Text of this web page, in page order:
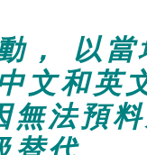
， 以當
文和英
無法預